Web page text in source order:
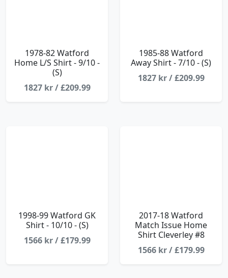
1978-82 Watford
Home L/S Shirt - 9/10 -
(S)
1827 kr / £209.99
1985-88 Watford
Away Shirt - 7/10 - (S)
1827 kr / £209.99
1998-99 Watford GK
Shirt - 10/10 - (S)
1566 kr / £179.99
2017-18 Watford
Match Issue Home
Shirt Cleverley #8
1566 kr / £179.99